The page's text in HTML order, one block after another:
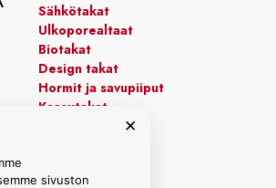
Sähkötakat
Ulkoporealtaat
Biotakat
Design takat
Hormit ja savupiiput
Kaasutakat
Kiertoilmatakat
×
sivuston